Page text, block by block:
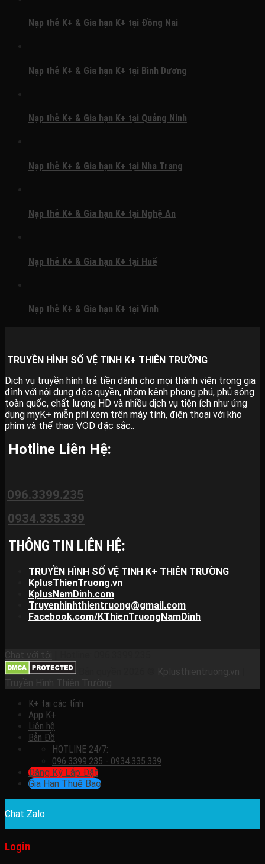
Nạp thẻ K+ & Gia hạn K+ tại Đồng Nai
Nạp thẻ K+ & Gia hạn K+ tại Bình Dương
Nạp thẻ K+ & Gia hạn K+ tại Quảng Ninh
Nạp thẻ K+ & Gia hạn K+ tại Nha Trang
Nạp thẻ K+ & Gia hạn K+ tại Nghệ An
Nạp thẻ K+ & Gia hạn K+ tại Huế
Nạp thẻ K+ & Gia hạn K+ tại Vinh
TRUYỀN HÌNH SỐ VỆ TINH K+ THIÊN TRƯỜNG
Dịch vụ truyền hình trả tiền dành cho mọi thành viên trong gia
đình với nội dung độc quyền, nhóm kênh phong phú, phủ sóng
toàn quốc, chất lượng HD và nhiều dịch vụ tiện ích như ứng
dụng myK+ miễn phí xem trên máy tính, điện thoại với kho
phim và thể thao VOD đặc sắc..
Hotline Liên Hệ:
096.3399.235
0934.335.339
THÔNG TIN LIÊN HỆ:
TRUYỀN HÌNH SỐ VỆ TINH K+ THIÊN TRƯỜNG
KplusThienTruong.vn
KplusNamDinh.com
Truyenhinhthientruong@gmail.com
Facebook.com/KThienTruongNamDinh
Chat với tôi
Kplusthientruong.vn
Truyền Hình Thiên Trường
K+ tại các tỉnh
App K+
Liên hệ
Bản Đồ
HOTLINE 24/7:
096.3399.235 - 0934.335.339
Đăng Ký Lắp Đặt
Gia Hạn Thuê Bao
Chat Zalo
Login